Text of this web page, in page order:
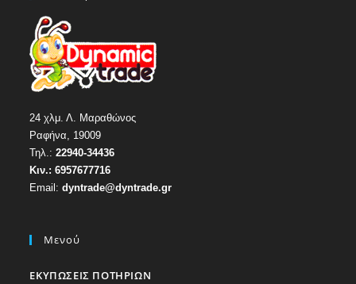
24 χλμ. Λ. Μαραθώνος
Ραφήνα, 19009
Τηλ.:22940-34436
Κιν.:6957677716
Email:dyntrade@dyntrade.gr
Μενού
ΕΚΥΠΩΣΕΙΣ ΠΟΤΗΡΙΩΝ